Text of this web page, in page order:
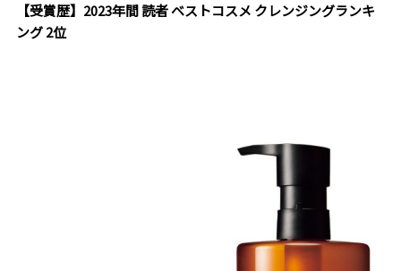
【受賞歴】2023年間 読者 ベストコスメ クレンジングランキ
ング 2位